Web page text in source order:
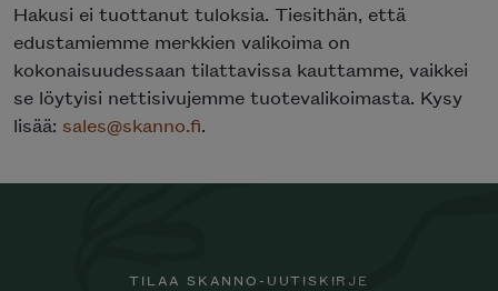
Hakusi ei tuottanut tuloksia. Tiesithän, että
edustamiemme merkkien valikoima on
kokonaisuudessaan tilattavissa kauttamme, vaikkei
se löytyisi nettisivujemme tuotevalikoimasta. Kysy
lisää: sales@skanno.fi.
TILAA SKANNO-UUTISKIRJE